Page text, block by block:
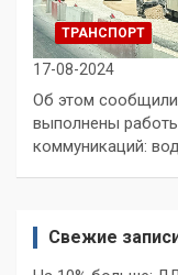
ТРАНСПОРТ
17-08-2024
Об этом сообщили
выполнены
коммуникаций:
Свежие